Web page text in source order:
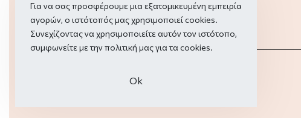
Για να σας προσφέρουμε μια εξατομικευμένη εμπειρία
αγορών, ο ιστότοπός μας χρησιμοποιεί cookies.
Συνεχίζοντας να χρησιμοποιείτε αυτόν τον ιστότοπο,
συμφωνείτε με την πολιτική μας για τα cookies.
Οk